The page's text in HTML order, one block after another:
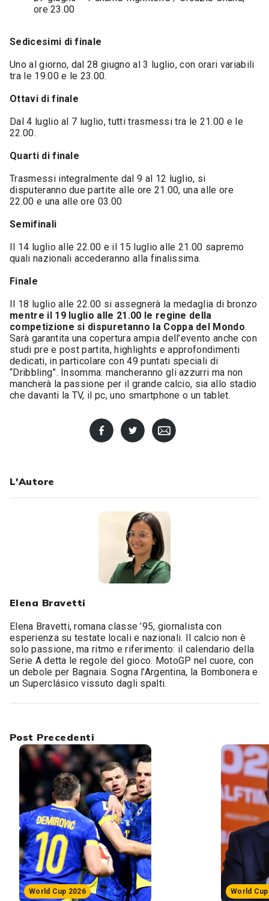
ore 23.00
Sedicesimi di finale
Uno al giorno, dal 28 giugno al 3 luglio, con orari variabili
tra le 19.00 e le 23.00.
Ottavi di finale
Dal 4 luglio al 7 luglio, tutti trasmessi tra le 21.00 e le
22.00.
Quarti di finale
Trasmessi integralmente dal 9 al 12 luglio, si
disputeranno due partite alle ore 21.00, una alle ore
22.00 e una alle ore 03.00
Semifinali
Il 14 luglio alle 22.00 e il 15 luglio alle 21.00 sapremo
quali nazionali accederanno alla finalissima.
Finale
Il 18 luglio alle 22.00 si assegnerà la medaglia di bronzo
mentre il 19 luglio alle 21.00 le regine della
competizione si dispuretanno la Coppa del Mondo.
Sarà garantita una copertura ampia dell’evento anche con
studi pre e post partita, highlights e approfondimenti
dedicati, in particolare con 49 puntati speciali di
“Dribbling”. Insomma: mancheranno gli azzurri ma non
mancherà la passione per il grande calcio, sia allo stadio
che davanti la TV, il pc, uno smartphone o un tablet.
L'Autore
Elena Bravetti
Elena Bravetti, romana classe ’95, giornalista con
esperienza su testate locali e nazionali. Il calcio non è
solo passione, ma ritmo e riferimento: il calendario della
Serie A detta le regole del gioco. MotoGP nel cuore, con
un debole per Bagnaia. Sogna l’Argentina, la Bombonera e
un Superclásico vissuto dagli spalti.
Post Precedenti
World Cup 2026 World